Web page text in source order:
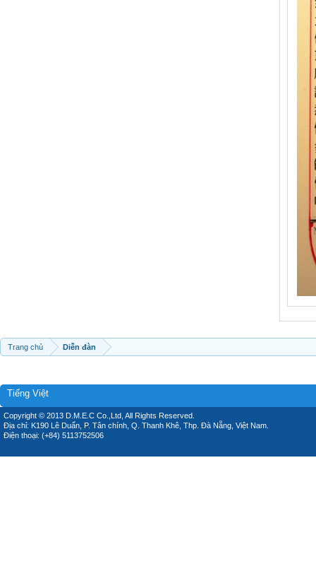
Trang chủ Diễn đàn
Tiếng Việt
Copyright © 2013 D.M.E.C Co.,Ltd, All Rights Reserved.
Địa chỉ: K190 Lê Duẩn, P. Tân chính, Q. Thanh Khê, Thp. Đà Nẵng, Việt Nam.
Điện thoại: (+84) 5113752506